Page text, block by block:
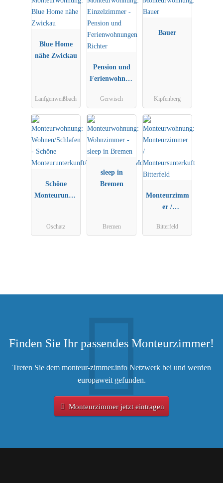
Blue Home
nähe Zwickau
Lanfgenweißbach
Pension und
Ferienwohnun
Gerwisch
Bauer
Kipfenberg
Schöne
Monteurunter
teurwohnung
Oschatz
sleep in
Bremen
Bremen
Monteurzimm
er /
rkuft
Bitterfeld
Finden Sie Ihr passendes Monteurzimmer!
Treten Sie dem monteur-zimmer.info Netzwerk bei und werden
europaweit gefunden.
Monteurzimmer jetzt eintragen